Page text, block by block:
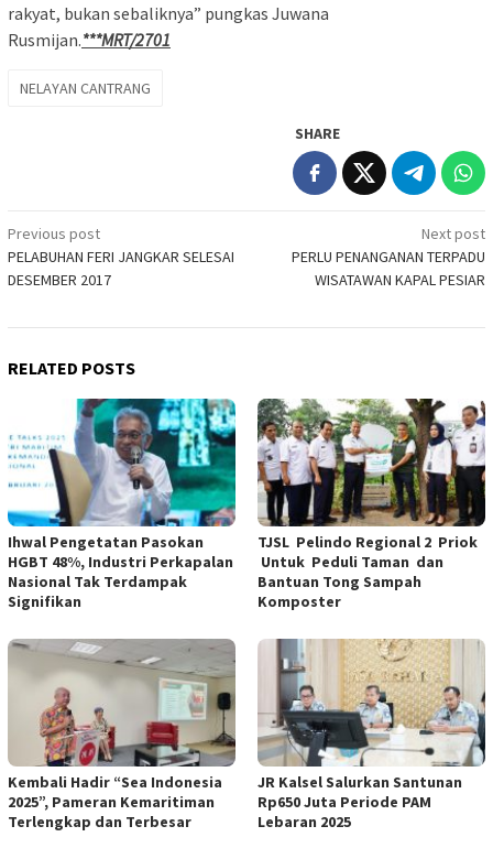
rakyat, bukan sebaliknya” pungkas Juwana
Rusmijan.***MRT/2701
NELAYAN CANTRANG
SHARE
Post
navigation
Previous post
PELABUHAN FERI JANGKAR SELESAI
DESEMBER 2017
Next post
PERLU PENANGANAN TERPADU
WISATAWAN KAPAL PESIAR
RELATED POSTS
Ihwal Pengetatan Pasokan
HGBT 48%, Industri Perkapalan
Nasional Tak Terdampak
Signifikan
TJSL Pelindo Regional 2 Priok
Untuk Peduli Taman dan
Bantuan Tong Sampah
Komposter
Kembali Hadir “Sea Indonesia
2025”, Pameran Kemaritiman
Terlengkap dan Terbesar
JR Kalsel Salurkan Santunan
Rp650 Juta Periode PAM
Lebaran 2025